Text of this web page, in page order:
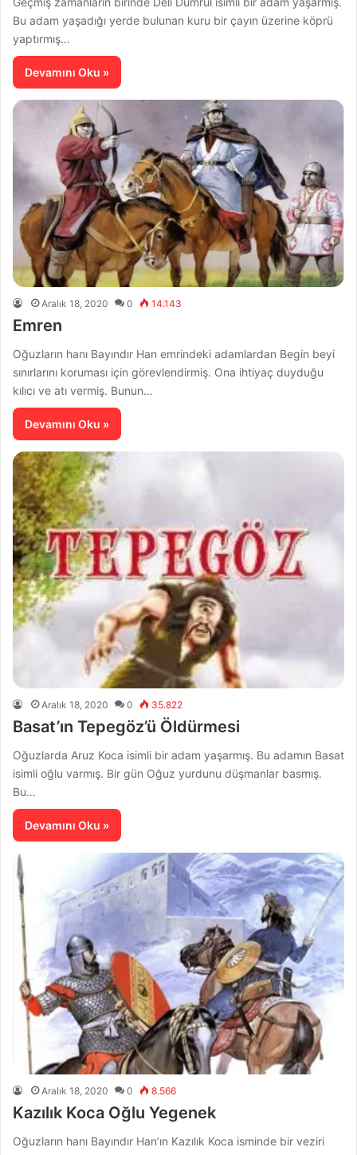
Bu adam yaşadığı yerde bulunan kuru bir çayın üzerine köprü
yaptırmış…
Devamını Oku »
Aralık 18, 2020 0 14.143
Emren
Oğuzların hanı Bayındır Han emrindeki adamlardan Begin beyi
sınırlarını koruması için görevlendirmiş. Ona ihtiyaç duyduğu
kılıcı ve atı vermiş. Bunun…
Devamını Oku »
Aralık 18, 2020 0 35.822
Basat’ın Tepegöz’ü Öldürmesi
Oğuzlarda Aruz Koca isimli bir adam yaşarmış. Bu adamın Basat
isimli oğlu varmış. Bir gün Oğuz yurdunu düşmanlar basmış.
Bu…
Devamını Oku »
Aralık 18, 2020 0 8.566
Kazılık Koca Oğlu Yegenek
Oğuzların hanı Bayındır Han’ın Kazılık Koca isminde bir veziri